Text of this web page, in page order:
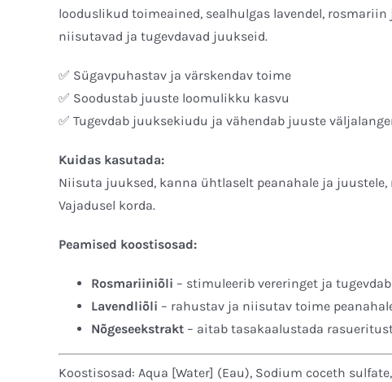
looduslikud toimeained, sealhulgas lavendel,
niisutavad ja tugevdavad juukseid.
✅ Sügavpuhastav ja värskendav toime
✅ Soodustab juuste loomulikku kasvu
✅ Tugevdab juuksekiudu ja vähendab juuste
Kuidas kasutada:
Niisuta juuksed, kanna ühtlaselt peanahale ja
Vajadusel korda.
Peamised koostisosad:
Rosmariiniõli – stimuleerib vereringet ja
Lavendliõli – rahustav ja niisutav toime
Nõgeseekstrakt– aitab tasakaalustada
Koostisosad: Aqua [Water] (Eau), Sodium coceth